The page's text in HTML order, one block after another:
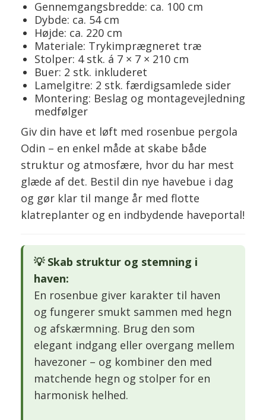
Gennemgangsbredde: ca. 100 cm
Dybde: ca. 54 cm
Højde: ca. 220 cm
Materiale: Trykimprægneret træ
Stolper: 4 stk. á 7 × 7 × 210 cm
Buer: 2 stk. inkluderet
Lamelgitre: 2 stk. færdigsamlede sider
Montering: Beslag og montagevejledning
medfølger
Giv din have et løft med rosenbue pergola
Odin – en enkel måde at skabe både
struktur og atmosfære, hvor du har mest
glæde af det. Bestil din nye havebue i dag
og gør klar til mange år med flotte
klatreplanter og en indbydende haveportal!
💡 Skab struktur og stemning i
haven:
En rosenbue giver karakter til haven
og fungerer smukt sammen med hegn
og afskærmning. Brug den som
elegant indgang eller overgang mellem
havezoner – og kombiner den med
matchende hegn og stolper for en
harmonisk helhed.